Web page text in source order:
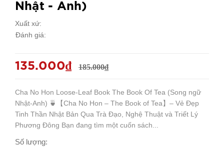
Nhật - Anh)
Xuất xứ:
Đánh giá:
135.000₫ 185.000₫
Cha No Hon Loose-Leaf Book The Book Of Tea (Song ngữ
Nhật-Anh) 🍵【Cha No Hon – The Book of Tea】– Vẻ Đẹp
Tinh Thần Nhật Bản Qua Trà Đạo, Nghệ Thuật và Triết Lý
Phương Đông Bạn đang tìm một cuốn sách...
Số lượng: